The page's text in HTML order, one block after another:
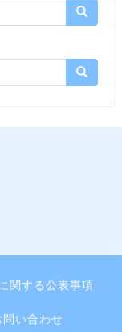
関する公表事項
問い合わせ